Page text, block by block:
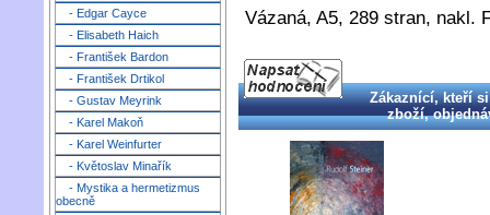
- Edgar Cayce
- Elisabeth Haich
- František Bardon
- František Drtikol
- Gustav Meyrink
- Karel Makoň
- Karel Weinfurter
- Květoslav Minařík
- Mystika a hermetizmus
obecně
Vázaná, A5, 289 stran, nakl.
Zákaznící, kteří
zboží,